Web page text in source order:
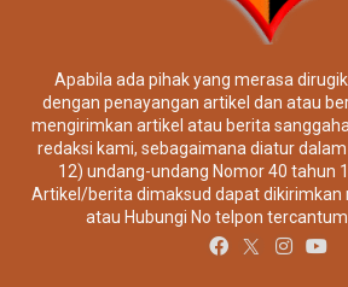
Apabila ada pihak yang merasa
dengan penayangan artikel dan atau
mengirimkan artikel atau berita
redaksi kami, sebagaimana diatur
12) undang-undang Nomor 40 tahun
Artikel/berita dimaksud dapat dikirimkan
atau Hubungi No telpon